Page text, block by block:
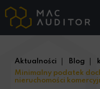
Aktualności Blog
Minimalny podatek
nieruchomości